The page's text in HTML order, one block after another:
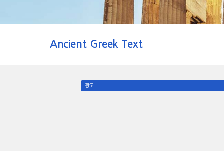
Ancient Greek Text
광고